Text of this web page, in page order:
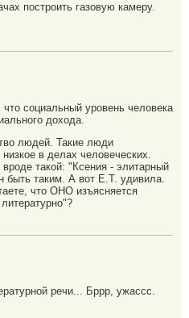
построить газовую камеру.
социальный уровень человека
дохода.
людей. Такие люди
в делах человеческих.
такой: "Ксения - элитарный
таким. А вот Е.Т. удивила.
что ОНО изъясняется
речи... Бррр, ужассс.